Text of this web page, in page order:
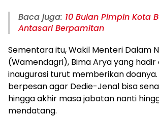
Baca juga: 10 Bulan Pimpin Kota
Antasari Berpamitan
Sementara itu, Wakil Menteri Dalam
(Wamendagri), Bima Arya yang hadir
inaugurasi turut memberikan
berpesan agar Dedie-Jenal bisa
hingga akhir masa jabatan nanti
mendatang.